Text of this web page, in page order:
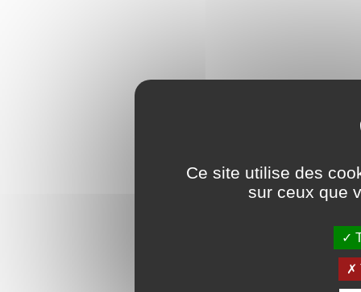
Ce site utilise des
sur ceux que